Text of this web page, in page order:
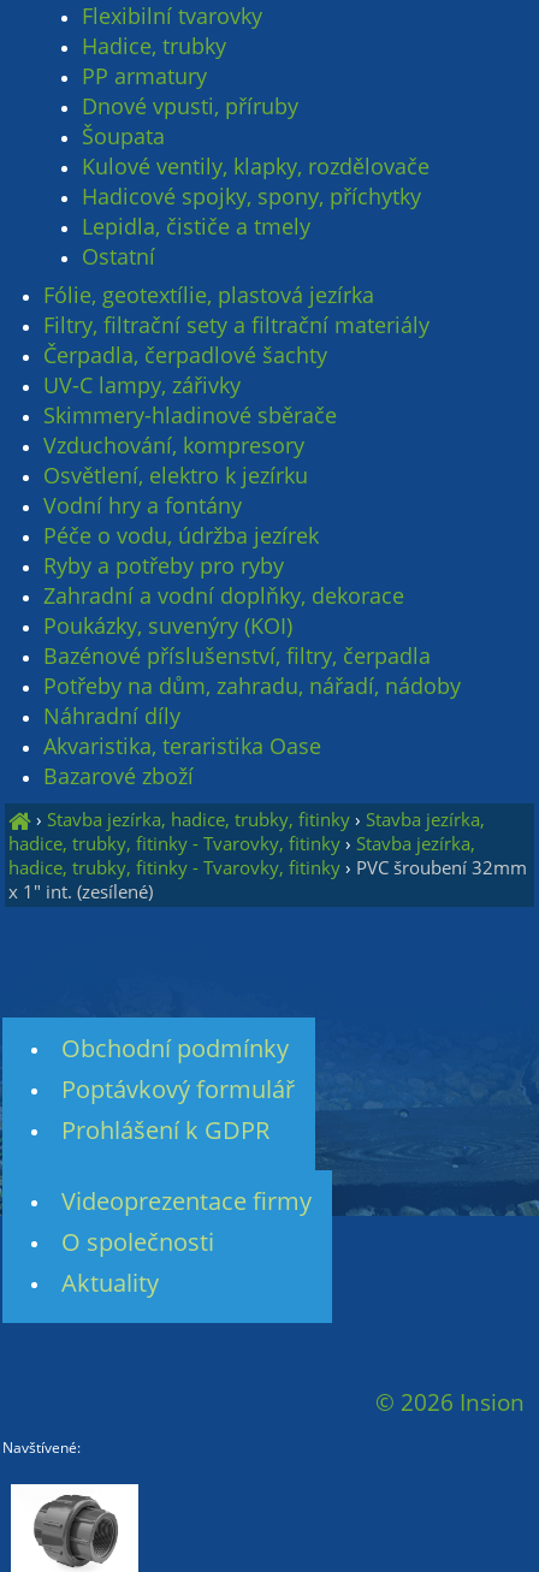
Flexibilní tvarovky
Hadice, trubky
PP armatury
Dnové vpusti, příruby
Šoupata
Kulové ventily, klapky, rozdělovače
Hadicové spojky, spony, příchytky
Lepidla, čističe a tmely
Ostatní
Fólie, geotextílie, plastová jezírka
Filtry, filtrační sety a filtrační materiály
Čerpadla, čerpadlové šachty
UV-C lampy, zářivky
Skimmery-hladinové sběrače
Vzduchování, kompresory
Osvětlení, elektro k jezírku
Vodní hry a fontány
Péče o vodu, údržba jezírek
Ryby a potřeby pro ryby
Zahradní a vodní doplňky, dekorace
Poukázky, suvenýry (KOI)
Bazénové příslušenství, filtry, čerpadla
Potřeby na dům, zahradu, nářadí, nádoby
Náhradní díly
Akvaristika, teraristika Oase
Bazarové zboží
› Stavba jezírka, hadice, trubky, fitinky › Stavba jezírka,
hadice, trubky, fitinky - Tvarovky, fitinky › Stavba jezírka,
hadice, trubky, fitinky - Tvarovky, fitinky › PVC šroubení 32mm
x 1" int. (zesílené)
Obchodní podmínky
Poptávkový formulář
Prohlášení k GDPR
Videoprezentace firmy
O společnosti
Aktuality
© 2026 Insion
Navštívené: